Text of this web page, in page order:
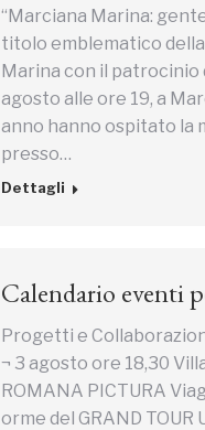
“Marciana Marina:
titolo emblematico
Marina con il patrocinio
agosto alle ore 19, a
anno hanno ospitato la
presso…
Dettagli
Calendario eventi
Progetti e
¬ 3 agosto ore 18,30
ROMANA PICTURA
orme del GRAND